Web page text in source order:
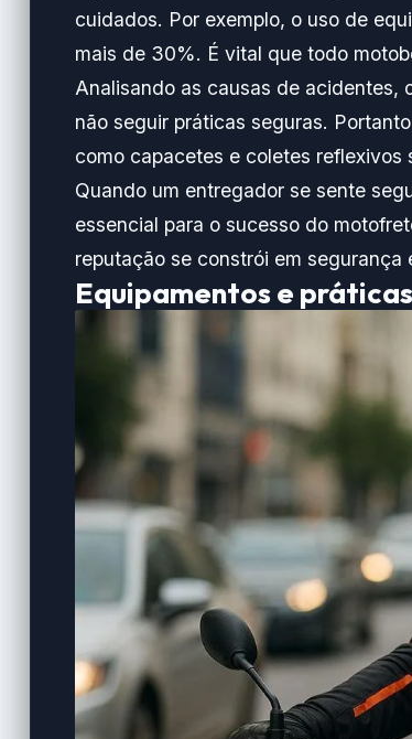
cuidados. Por exemplo, o uso de
mais de 30%. É vital que todo
Analisando as causas de acidentes,
não seguir práticas seguras.
como capacetes e coletes reflexivos
Quando um entregador se sente
essencial para o sucesso do
reputação se constrói em segurança
Equipamentos e